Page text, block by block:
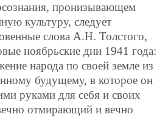
пронизывающем
культуру, следует
слова А.Н. Толстого,
ноябрьские дни 1941 года:
народа по своей земле из
будущему, в которое он
руками для себя и своих
отмирающий и вечно